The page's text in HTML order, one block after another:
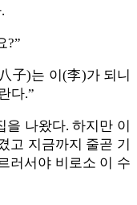
?”
子)는 이(李)가 되니
다.”
나왔다. 하지만 이
고 지금까지 줄곧 기
러서야 비로소 이 수